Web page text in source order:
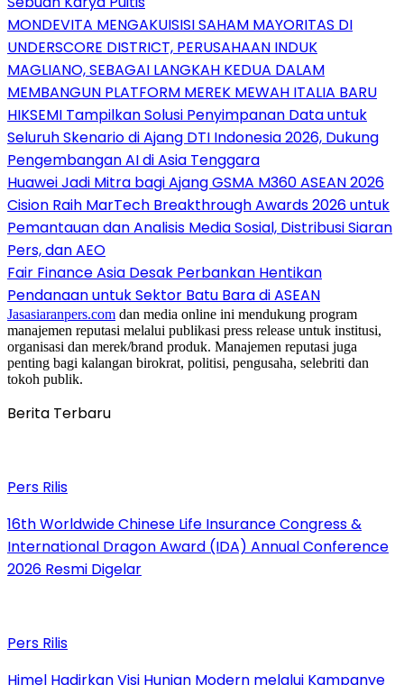
MONDEVITA MENGAKUISISI SAHAM MAYORITAS DI
UNDERSCORE DISTRICT, PERUSAHAAN INDUK
MAGLIANO, SEBAGAI LANGKAH KEDUA DALAM
MEMBANGUN PLATFORM MEREK MEWAH ITALIA BARU
HIKSEMI Tampilkan Solusi Penyimpanan Data untuk
Seluruh Skenario di Ajang DTI Indonesia 2026, Dukung
Pengembangan AI di Asia Tenggara
Huawei Jadi Mitra bagi Ajang GSMA M360 ASEAN 2026
Cision Raih MarTech Breakthrough Awards 2026 untuk
Pemantauan dan Analisis Media Sosial, Distribusi Siaran
Pers, dan AEO
Fair Finance Asia Desak Perbankan Hentikan
Pendanaan untuk Sektor Batu Bara di ASEAN
Jasasiaranpers.com dan media online ini mendukung program
manajemen reputasi melalui publikasi press release untuk institusi,
organisasi dan merek/brand produk. Manajemen reputasi juga
penting bagi kalangan birokrat, politisi, pengusaha, selebriti dan
tokoh publik.
Berita Terbaru
Pers Rilis
16th Worldwide Chinese Life Insurance Congress &
International Dragon Award (IDA) Annual Conference
2026 Resmi Digelar
Pers Rilis
Himel Hadirkan Visi Hunian Modern melalui Kampanye